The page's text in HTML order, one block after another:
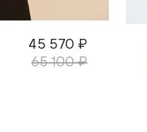
45 570 ₽
65 100 ₽